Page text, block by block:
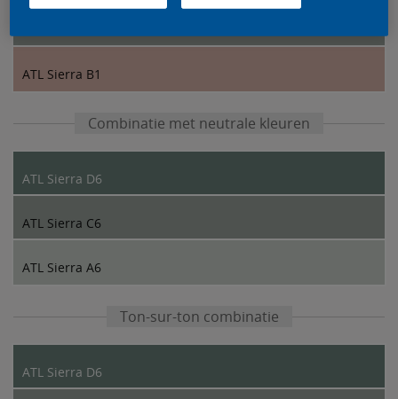
ATL Sierra B1
Combinatie met neutrale kleuren
ATL Sierra D6
ATL Sierra C6
ATL Sierra A6
Ton-sur-ton combinatie
ATL Sierra D6